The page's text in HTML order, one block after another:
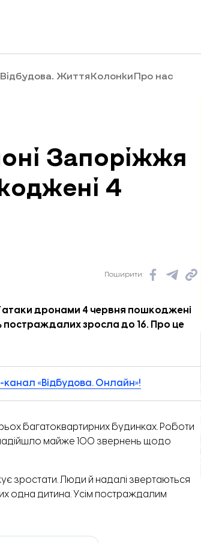
Відбудова. ЖиттяКолонкиПро нас
Запоріжжя
4
Поширити:
атаки дронами 4 червня пошкоджені
постраждалих зросла до 16. Про це
«Відбудова. Онлайн»!
багатоквартирних будинках. Роботи
надійшло майже 100 звернень щодо
зростати. Люди й надалі звертаються
одна дитина. Усім постраждалим